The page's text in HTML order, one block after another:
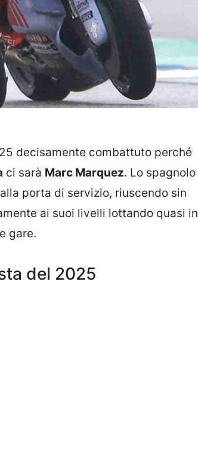
decisamente combattuto perché
ci sarà Marc Marquez. Lo spagnolo
porta di servizio, riuscendo sin
ai suoi livelli lottando quasi in
gare.
del 2025